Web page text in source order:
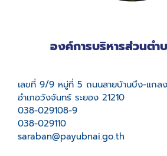
องค์การบริหารส่วนตำ
เลขที่ 9/9 หมู่ที่ 5 ถนนสายบ้านบึง-แกล
อำเภอวังจันทร์ ระยอง 21210
038-029108-9
038-029110
saraban@payubnai.go.th